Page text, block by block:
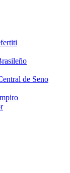
de Seno